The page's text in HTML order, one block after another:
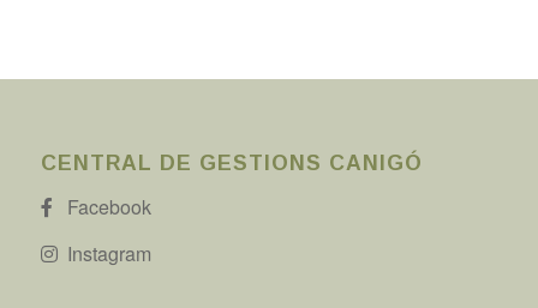
CENTRAL DE GESTIONS CANIGÓ
Facebook
Instagram